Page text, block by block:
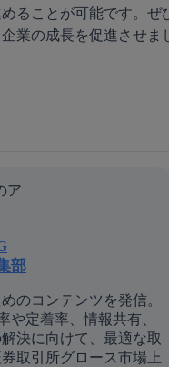
ることが可能です。ぜ
業の成長を促進させま
部
のコンテンツを発信。
定着率、情報共有、
決に向けて、最適な取
取引所グロース市場上